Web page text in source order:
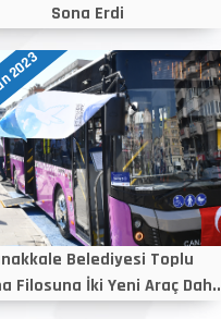
Sona Erdi
Belediyesi Toplu
Filosuna İki Yeni Araç Dah..